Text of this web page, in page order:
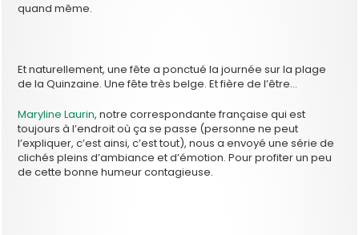
quand même.
Et naturellement, une fête a ponctué la journée sur la plage
de la Quinzaine. Une fête très belge. Et fière de l’être…
Maryline Laurin, notre correspondante française qui est
toujours à l’endroit où ça se passe (personne ne peut
l’expliquer, c’est ainsi, c’est tout), nous a envoyé une série de
clichés pleins d’ambiance et d’émotion. Pour profiter un peu
de cette bonne humeur contagieuse.